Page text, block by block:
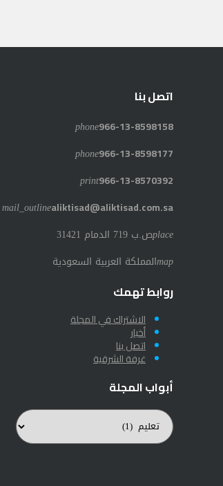
اتصل بنا
phone966-13-8598158
phone966-13-8598177
print966-13-8570392
mail_outlinealiktisad@aliktisad.com.sa
placeص.ب 719 الدمام 31421
mapالمملكة العربية السعودية
روابط تهمك
الاشتراك في المجلة
أخبار
اتصل بنا
غرفة الشرقية
أبواب المجلة
أبواب
المجلة